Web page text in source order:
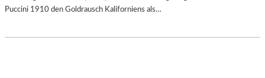
Puccini 1910 den Goldrausch Kaliforniens als…